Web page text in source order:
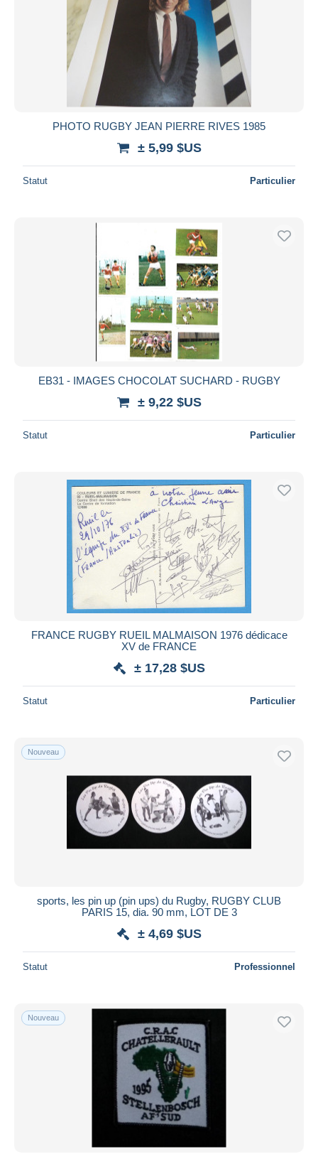
PHOTO RUGBY JEAN PIERRE RIVES 1985
± 5,99 $US
Statut Particulier
EB31 - IMAGES CHOCOLAT SUCHARD - RUGBY
± 9,22 $US
Statut Particulier
FRANCE RUGBY RUEIL MALMAISON 1976 dédicace
XV de FRANCE
± 17,28 $US
Statut Particulier
Nouveau
sports, les pin up (pin ups) du Rugby, RUGBY CLUB
PARIS 15, dia. 90 mm, LOT DE 3
± 4,69 $US
Statut Professionnel
Nouveau